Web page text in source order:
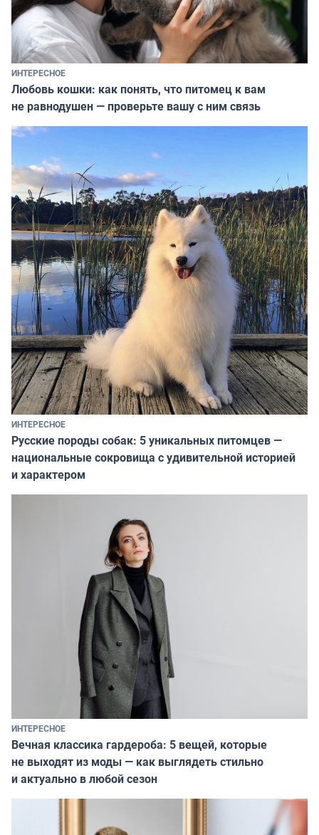
ИНТЕРЕСНОЕ
Любовь кошки: как понять, что питомец к вам
не равнодушен — проверьте вашу с ним связь
ИНТЕРЕСНОЕ
Русские породы собак: 5 уникальных питомцев —
национальные сокровища с удивительной историей
и характером
ИНТЕРЕСНОЕ
Вечная классика гардероба: 5 вещей, которые
не выходят из моды — как выглядеть стильно
и актуально в любой сезон